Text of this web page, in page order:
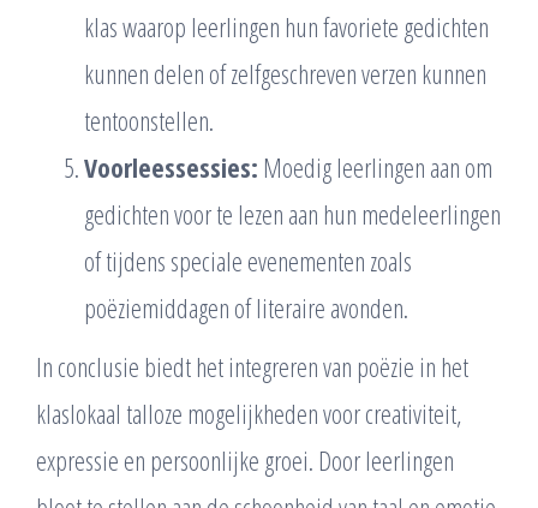
klas waarop leerlingen hun favoriete gedichten
kunnen delen of zelfgeschreven verzen kunnen
tentoonstellen.
Voorleessessies: Moedig leerlingen aan om
gedichten voor te lezen aan hun medeleerlingen
of tijdens speciale evenementen zoals
poëziemiddagen of literaire avonden.
In conclusie biedt het integreren van poëzie in het
klaslokaal talloze mogelijkheden voor creativiteit,
expressie en persoonlijke groei. Door leerlingen